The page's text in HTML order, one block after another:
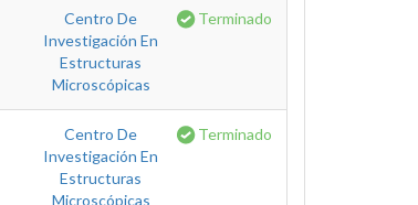
Centro De
Investigación En
Estructuras
Microscópicas
Terminado
Centro De
Investigación En
Estructuras
Microscópicas
Terminado